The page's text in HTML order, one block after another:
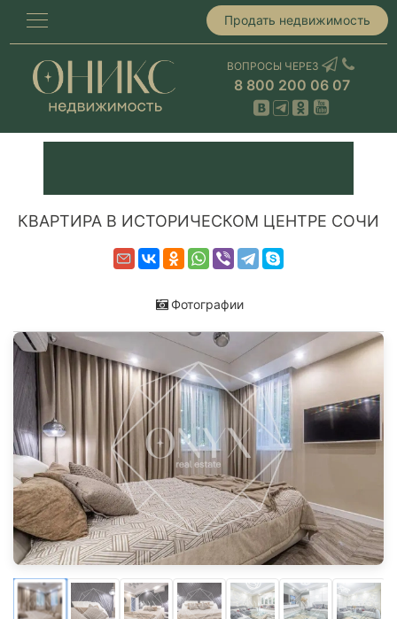
Продать недвижимость
ВОПРОСЫ ЧЕРЕЗ
8 800 200 06 07
КВАРТИРА В ИСТОРИЧЕСКОМ ЦЕНТРЕ СОЧИ
Фотографии